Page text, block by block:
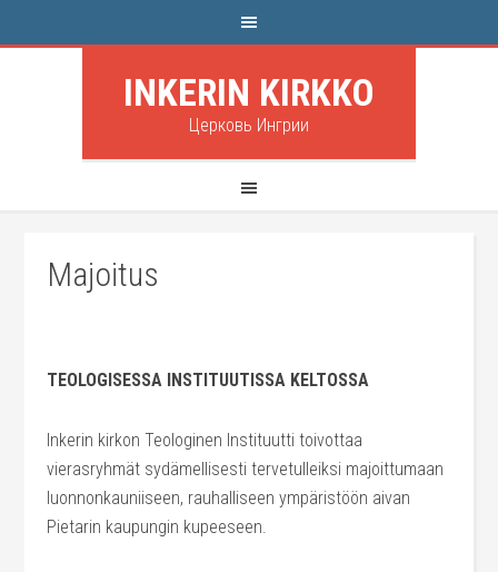
INKERIN KIRKKO
Церковь Ингрии
Majoitus
TEOLOGISESSA INSTITUUTISSA KELTOSSA
Inkerin kirkon Teologinen Instituutti toivottaa
vierasryhmät sydämellisesti tervetulleiksi majoittumaan
luonnonkauniiseen, rauhalliseen ympäristöön aivan
Pietarin kaupungin kupeeseen.